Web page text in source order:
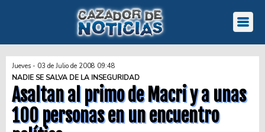
Jueves - 03 de Julio de 2008 09:48
NADIE SE SALVA DE LA INSEGURIDAD
Asaltan al primo de Macri y a unas
100 personas en un encuentro